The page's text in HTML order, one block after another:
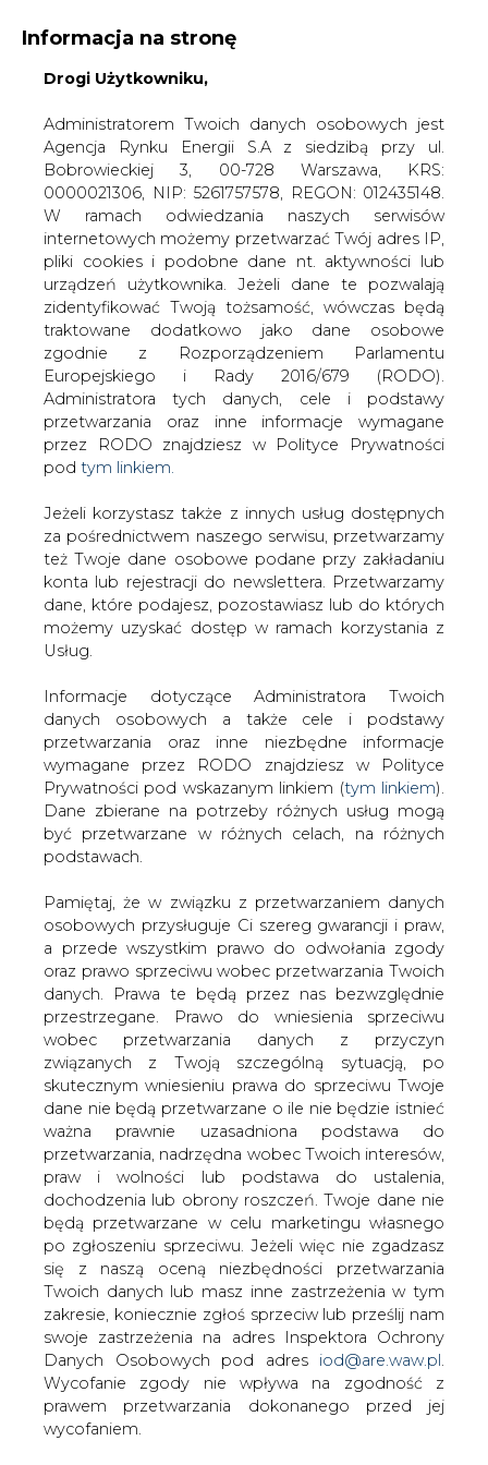
KONTAKT:
WYDAWCA PORTALU:
WYSOKI KONTRAST WIELKOŚĆ TEKSTU A A
ZALOGUJ SIĘ
WŁĄCZ CIRE.TV
Informacja na stronę
Drogi Użytkowniku,
Administratorem Twoich danych osobowych jest
Agencja Rynku Energii S.A z siedzibą przy ul.
Bobrowieckiej 3, 00-728 Warszawa, KRS:
0000021306, NIP: 5261757578, REGON: 012435148.
W ramach odwiedzania naszych serwisów
internetowych możemy przetwarzać Twój adres IP,
pliki cookies i podobne dane nt. aktywności lub
urządzeń użytkownika. Jeżeli dane te pozwalają
zidentyfikować Twoją tożsamość, wówczas będą
traktowane dodatkowo jako dane osobowe
zgodnie z Rozporządzeniem Parlamentu
Europejskiego i Rady 2016/679 (RODO).
Administratora tych danych, cele i podstawy
przetwarzania oraz inne informacje wymagane
przez RODO znajdziesz w Polityce Prywatności
pod tym linkiem.
Jeżeli korzystasz także z innych usług dostępnych
za pośrednictwem naszego serwisu, przetwarzamy
też Twoje dane osobowe podane przy zakładaniu
konta lub rejestracji do newslettera. Przetwarzamy
dane, które podajesz, pozostawiasz lub do których
możemy uzyskać dostęp w ramach korzystania z
Usług.
Informacje dotyczące Administratora Twoich
danych osobowych a także cele i podstawy
przetwarzania oraz inne niezbędne informacje
wymagane przez RODO znajdziesz w Polityce
Prywatności pod wskazanym linkiem (tym linkiem).
Dane zbierane na potrzeby różnych usług mogą
być przetwarzane w różnych celach, na różnych
podstawach.
Pamiętaj, że w związku z przetwarzaniem danych
osobowych przysługuje Ci szereg gwarancji i praw,
a przede wszystkim prawo do odwołania zgody
oraz prawo sprzeciwu wobec przetwarzania Twoich
danych. Prawa te będą przez nas bezwzględnie
przestrzegane. Prawo do wniesienia sprzeciwu
wobec przetwarzania danych z przyczyn
związanych z Twoją szczególną sytuacją, po
skutecznym wniesieniu prawa do sprzeciwu Twoje
dane nie będą przetwarzane o ile nie będzie istnieć
ważna prawnie uzasadniona podstawa do
przetwarzania, nadrzędna wobec Twoich interesów,
praw i wolności lub podstawa do ustalenia,
dochodzenia lub obrony roszczeń. Twoje dane nie
będą przetwarzane w celu marketingu własnego
po zgłoszeniu sprzeciwu. Jeżeli więc nie zgadzasz
się z naszą oceną niezbędności przetwarzania
Twoich danych lub masz inne zastrzeżenia w tym
zakresie, koniecznie zgłoś sprzeciw lub prześlij nam
swoje zastrzeżenia na adres Inspektora Ochrony
Danych Osobowych pod adres iod@are.waw.pl
Wycofanie zgody nie wpływa na zgodność z
prawem przetwarzania dokonanego przed jej
wycofaniem.
Strona główna CIEPŁOWNICTWO
Ciepłownie
przegrały bitwę
2006-11-29 00:00
skomentuj
udostępnij:
Ciepłownie przegrały bitwę
Jak czytamy w dzisiejszym Parkiecie,
rząd przekonał posłów, że
elektrociepłownie nie powinny dostać
takie przywileje, jakich się domagają.
- Kogeneracja powinna być wspierana, ale nie ma nic za
darmo. Energia z kogeneracji jest droższa od
konwencjonalnej. Musimy ograniczać wzrost cen -
powiedział Parkietowi wiceminister gospodarki Tomasz
Wilczak.
Izby gospodarcze nakłaniały, aby do nowych przepisów,
wprowadzających unijną dyrektywę, dodać obowiązek
kupowania od nich energii elektrycznej przez spółki
dystrybuujące prąd. - W naszym rozumieniu Komisja
Europejska chciała, aby kogeneracja była
uprzywilejowana i nie działała na warunkach czysto
rynkowych – powiedział Bogusław Regulski, wiceprezes
Izby Gospodarczej Ciepłownictwo Polskie, który nie był
zadowolony z opracowanej przez MG nowelizacji.